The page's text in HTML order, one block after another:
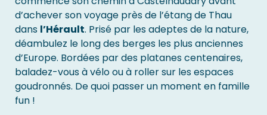
d’achever son voyage près de l’étang de Thau
dans l’Hérault. Prisé par les adeptes de la nature,
déambulez le long des berges les plus anciennes
d’Europe. Bordées par des platanes centenaires,
baladez-vous à vélo ou à roller sur les espaces
goudronnés. De quoi passer un moment en famille
fun !